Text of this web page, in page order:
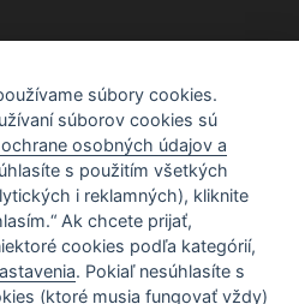
nehnuteľnosť
súbory cookies.
súborov cookies sú
osobných údajov a
s použitím všetkých
i reklamných), kliknite
Ak chcete prijať,
cookies podľa kategórií,
. Pokiaľ nesúhlasíte s
(ktoré musia fungovať vždy)